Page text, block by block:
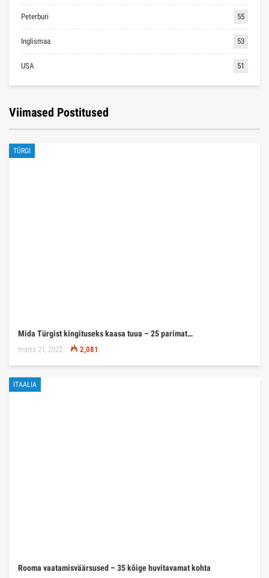
Peterburi 55
Inglismaa 53
USA 51
Viimased Postitused
TÜRGI
Mida Türgist kingituseks kaasa tuua – 25 parimat…
märts 21, 2022 2,081
ITAALIA
Rooma vaatamisväärsused – 35 kõige huvitavamat kohta